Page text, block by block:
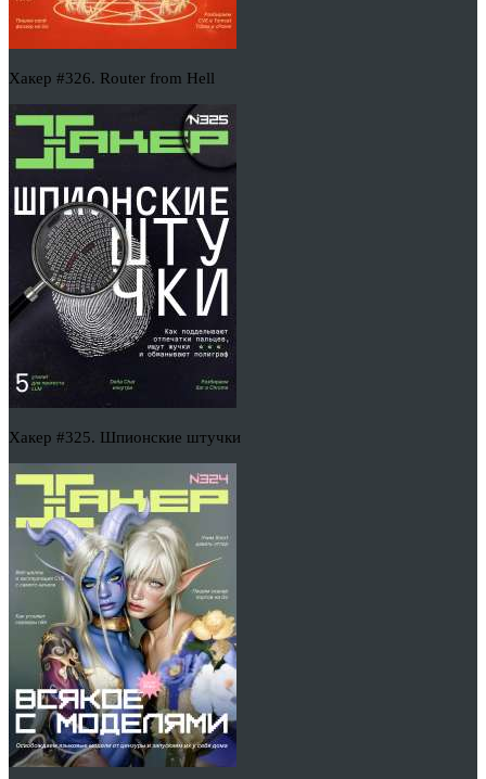
Хакер #326. Router from Hell
Хакер #325. Шпионские штучки